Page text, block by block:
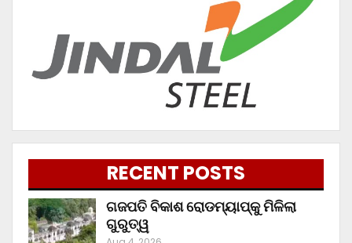
RECENT POSTS
ଗଜପତି ବିକାଶ ରୋଡମ୍ୟାପ୍‌କୁ ମିଳିଲା
ଗୁରୁତ୍ୱ